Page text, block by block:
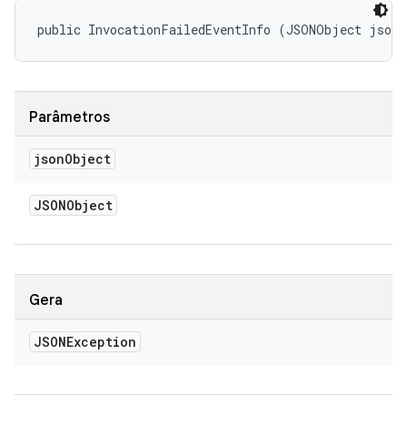
public InvocationFailedEventInfo (JSONObject
Parâmetros
jsonObject
JSONObject
Gera
JSONException